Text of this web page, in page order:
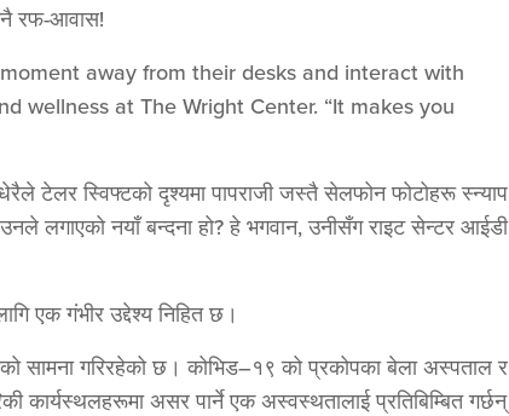
रफ-आवास!
away from their desks and interact with
wellness at The Wright Center. “It makes you
टेलर स्विफ्टको दृश्यमा पापराजी जस्तै सेलफोन फोटोहरू स्न्याप
लगाएको नयाँ बन्दना हो? हे भगवान, उनीसँग राइट सेन्टर आईडी
एक गंभीर उद्देश्य निहित छ।
सामना गरिरहेको छ। कोभिड–१९ को प्रकोपका बेला अस्पताल र
असर पार्ने एक अस्वस्थतालाई प्रतिबिम्बित गर्छन्